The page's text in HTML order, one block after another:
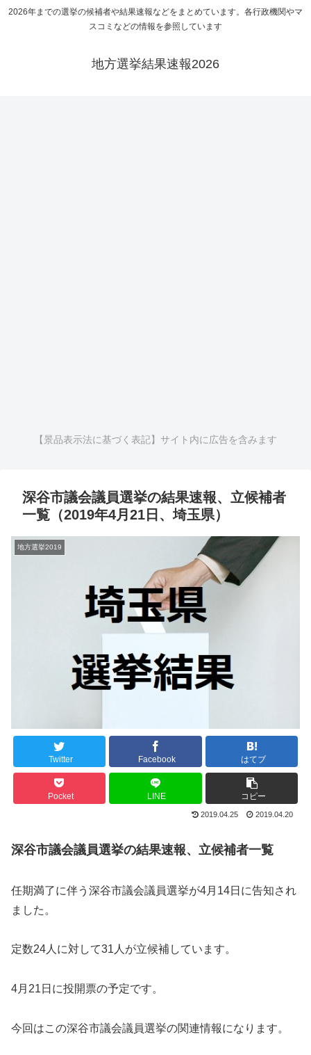
2026年までの選挙の候補者や結果速報などをまとめています。各行政機関やマ
スコミなどの情報を参照しています
地方選挙結果速報2026
【景品表示法に基づく表記】サイト内に広告を含みます
深谷市議会議員選挙の結果速報、立候補者
一覧（2019年4月21日、埼玉県）
地方選挙2019
Twitter Facebook はてブ
Pocket LINE コピー
2019.04.25 2019.04.20
深谷市議会議員選挙の結果速報、立候補者一覧
任期満了に伴う深谷市議会議員選挙が4月14日に告知され
ました。
定数24人に対して31人が立候補しています。
4月21日に投開票の予定です。
今回はこの深谷市議会議員選挙の関連情報になります。